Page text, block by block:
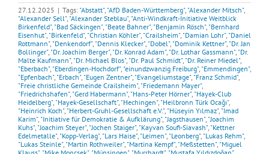
27.12.2025 | Tags: "Abstatt", "AfD Baden-Württemberg", "Alexander Mitsch",
"Alexander Sell", "Alexander Steblau", "Anti-Windkraft-Initiative Weitblick
Birkenfeld", "Bad Säckingen", "Beate Bahner", "Benjamin Rösch", "Bernhard
Eisenhut", "Birkenfeld", "Christian Köhler", "Crailsheim", "Damian Lohr", "Daniel
Rottmann", "Denkendorf", "Dennis Klecker", "Dobel", "Dominik Kettner", "Dr. Jan
Bollinger", "Dr. Joachim Berger", "Dr. Konrad Adam", "Dr. Lothar Gassmann", "Dr.
Malte Kaufmann", "Dr. Michael Blos", "Dr. Paul Schmidt", "Dr. Reiner Miedel",
"Eberbach", "Eberdingen-Hochdorf", "einundzwanzig Freiburg", "Emmendingen",
"Epfenbach", "Erbach", "Eugen Zentner", "Evangeliumstage", "Franz Schmid",
"Freie christliche Gemeinde Crailsheim", "Friedemann Mayer",
"Friedrichshafen", "Gerd Habermann", "Hans-Peter Hörner", "Hayek-Club
Heidelberg", "Hayek-Gesellschaft", "Hechingen", "Heilbronn Türk Ocağı",
"Heinrich Koch", "Herbert-Gruhl-Gesellschaft e.V.", "Hüseyin Yılmaz", "Imad
Karim", "Initiative für Demokratie & Aufklärung", "Jagsthausen", "Joachim
Kuhs", "Joachim Steyer", "Jochen Staiger", "Kayvan Soufi-Siavash", "Kettner
Edelmetalle", "Kopp-Verlag", "Lars Haise", "Leimen", "Leonberg", "Lukas Rehm",
"Lukas Steinle", "Martin Rothweiler", "Martina Kempf", "Meßstetten", "Miguel